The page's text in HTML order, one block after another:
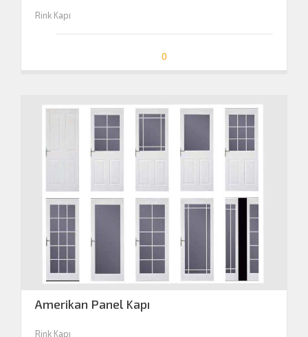
Rink Kapı
0
Amerikan Panel Kapı
Rink Kapı